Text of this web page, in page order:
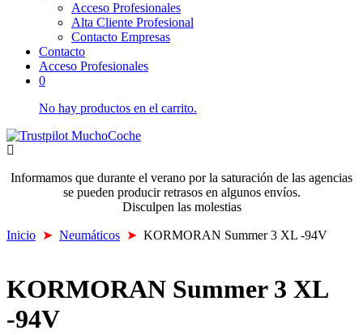
Acceso Profesionales
Alta Cliente Profesional
Contacto Empresas
Contacto
Acceso Profesionales
0
No hay productos en el carrito.
Informamos que durante el verano por la saturación de las agencias
se pueden producir retrasos en algunos envíos.
Disculpen las molestias
Inicio ➤ Neumáticos ➤ KORMORAN Summer 3 XL -94V
KORMORAN Summer 3 XL
-94V